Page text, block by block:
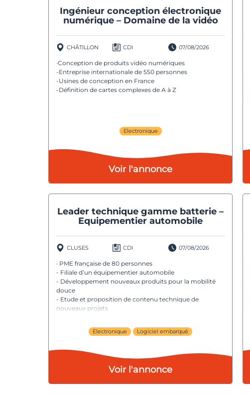
Ingénieur conception électronique
numérique – Domaine de la vidéo
CHÂTILLON CDI 07/08/2026
·Conception de produits vidéo numériques
-Entreprise internationale de 550 personnes
-Usines de conception en France
-Définition de cartes complexes de A à Z
Electronique
Voir l'annonce
Leader technique gamme batterie –
Equipementier automobile
CLUSES CDI 07/08/2026
· PME française de 80 personnes
- Filiale d’un équipementier automobile
- Développement nouveaux produits pour la mobilité
douce
- Etude et proposition de contenu technique de
nouveaux projets
Electronique Logiciel embarqué
Voir l'annonce